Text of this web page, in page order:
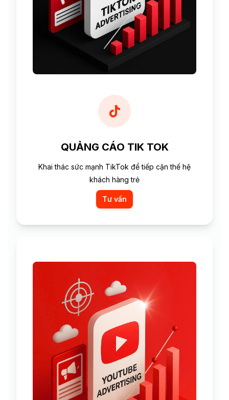
QUẢNG CÁO TIK TOK
Khai thác sức mạnh TikTok để tiếp cận thế hệ
khách hàng trẻ
Tư vấn